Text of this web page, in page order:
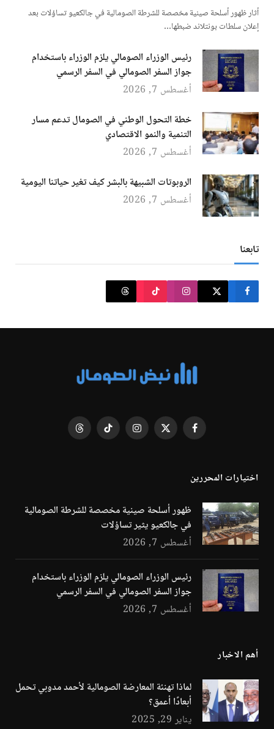
أثار ظهور أسلحة صينية مخصصة للشرطة الصومالية في جالكعيو تساؤلات بعد
إعلان سلطات بونتلاند ضبطها…
رئيس الوزراء الصومالي يلزم الوزراء باستخدام
جواز السفر الصومالي في السفر الرسمي
أغسطس 7, 2026
خطة التحول الوطني في الصومال تدعم مسار
التنمية والنمو الاقتصادي
أغسطس 7, 2026
الروبوتات الشبيهة بالبشر كيف تغير حياتنا اليومية
أغسطس 7, 2026
تابعنا
فيسبوك X
الانستغرامتيكتوك Threads
اختيارات المحررين
ظهور أسلحة صينية مخصصة للشرطة الصومالية
في جالكعيو يثير تساؤلات
أغسطس 7, 2026
رئيس الوزراء الصومالي يلزم الوزراء باستخدام
جواز السفر الصومالي في السفر الرسمي
أغسطس 7, 2026
أهم الاخبار
لماذا تهنئة المعارضة الصومالية لأحمد مدوبي تحمل
أبعادًا أعمق؟
يناير 29, 2025